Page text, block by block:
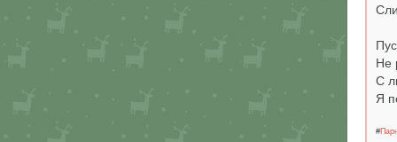
Не
С
Я
#